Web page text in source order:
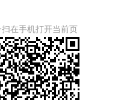
在手机打开当前页